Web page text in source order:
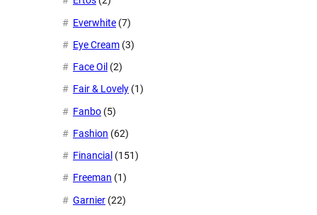
Everwhite (7)
Eye Cream (3)
Face Oil (2)
Fair & Lovely (1)
Fanbo (5)
Fashion (62)
Financial (151)
Freeman (1)
Garnier (22)